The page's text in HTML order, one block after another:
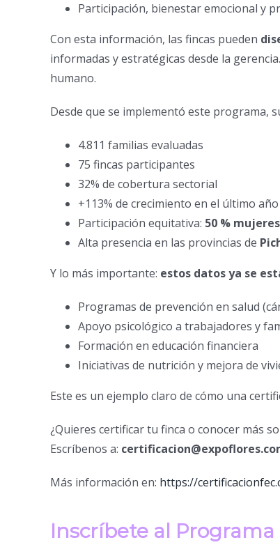
Participación, bienestar emocional y
Con esta información, las fincas pueden
informadas y estratégicas desde la
humano.
Desde que se implementó este programa,
4.811 familias evaluadas
75 fincas participantes
32% de cobertura sectorial
+113% de crecimiento en el último año
Participación equitativa: 50 %
Alta presencia en las provincias de
Y lo más importante: estos datos ya se
Programas de prevención en salud
Apoyo psicológico a trabajadores y
Formación en educación financiera
Iniciativas de nutrición y mejora de
Este es un ejemplo claro de cómo una
¿Quieres certificar tu finca o conocer más
Escríbenos a:
Más información en: https://
Inscríbete al